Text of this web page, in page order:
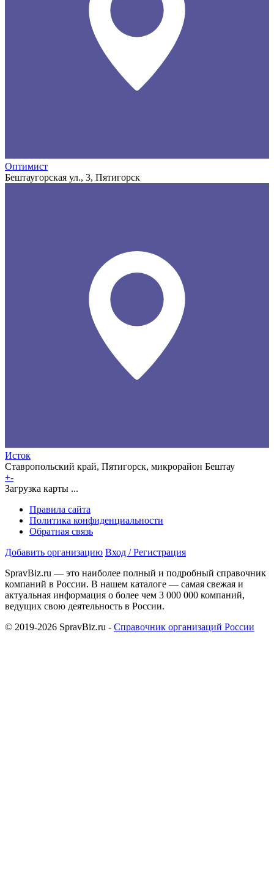
Оптимист
Бештаугорская ул., 3, Пятигорск
Исток
Ставропольский край, Пятигорск, микрорайон Бештау
+-
Загрузка карты ...
Правила сайта
Политика конфиденциальности
Обратная связь
Добавить организацию Вход / Регистрация
SpravBiz.ru — это наиболее полный и подробный справочник
компаний в России. В нашем каталоге — самая свежая и
актуальная информация о более чем 3 000 000 компаний,
ведущих свою деятельность в России.
© 2019-2026 SpravBiz.ru - Справочник организаций России